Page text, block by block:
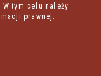
tym celu należy
prawnej.